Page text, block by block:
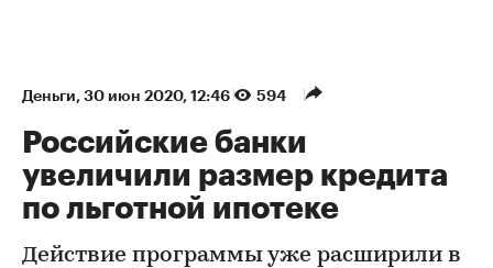
Деньги⁠, 30 июн 2020, 12:46 594
Российские банки
увеличили размер кредита
по льготной ипотеке
Действие программы уже расширили в